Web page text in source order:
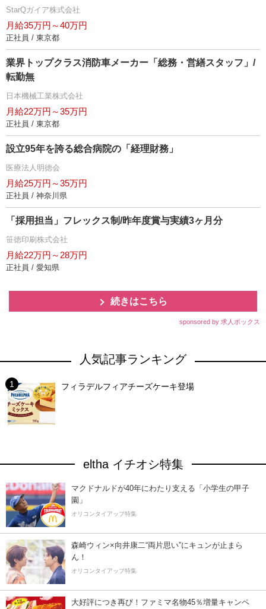
StarQガイア株式会社
月給35万円～40万円
正社員 / 東京都
業界トップクラス消防車メーカー「総務・営繕スタッフ」/
転勤無
日本機械工業株式会社
月給22万円～35万円
正社員 / 東京都
設立95年を誇る総合病院の「経理財務」
医療法人明徳会
月給25万円～35万円
正社員 / 神奈川県
「採用担当」フレックス制/昨年度賞与実績3ヶ月分
笹徳印刷株式会社
月給22万円～28万円
正社員 / 愛知県
続きはこちら
sponsored by 求人ボックス
人気記事ランキング
フィラデルフィアチーズケーキ登場
eltha イチオシ特集
マクドナルドが40年にわたり支える「小学生の甲子
園」
オリコンタイアップ特集
森崎ウィン×向井康二“両片思い”にキュンが止まら
ん！
オリコンタイアップ特集
大好評につき再び！ファミマ名物45％増量キャンペ